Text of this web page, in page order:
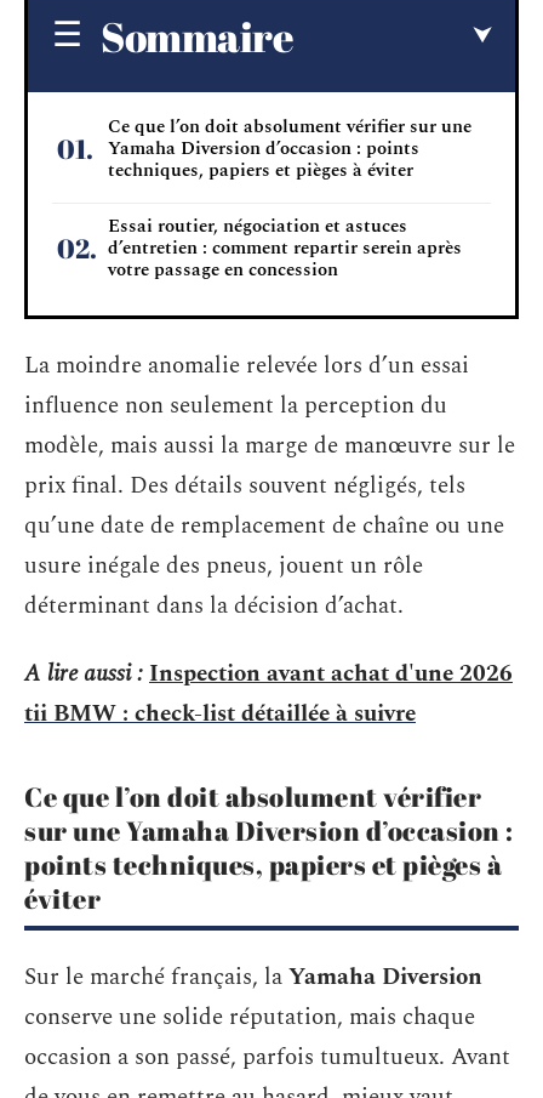
Sommaire
Ce que l’on doit absolument vérifier sur une
Yamaha Diversion d’occasion : points
techniques, papiers et pièges à éviter
Essai routier, négociation et astuces
d’entretien : comment repartir serein après
votre passage en concession
La moindre anomalie relevée lors d’un essai
influence non seulement la perception du
modèle, mais aussi la marge de manœuvre sur le
prix final. Des détails souvent négligés, tels
qu’une date de remplacement de chaîne ou une
usure inégale des pneus, jouent un rôle
déterminant dans la décision d’achat.
A lire aussi :Inspection avant achat d'une 2026
tii BMW : check-list détaillée à suivre
Ce que l’on doit absolument vérifier
sur une Yamaha Diversion d’occasion :
points techniques, papiers et pièges à
éviter
Sur le marché français, laYamaha Diversion
conserve une solide réputation, mais chaque
occasion a son passé, parfois tumultueux. Avant